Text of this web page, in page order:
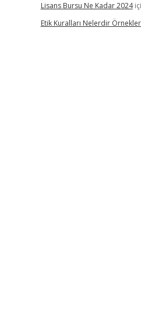
Lisans Bursu Ne Kadar 2024
Etik Kuralları Nelerdir